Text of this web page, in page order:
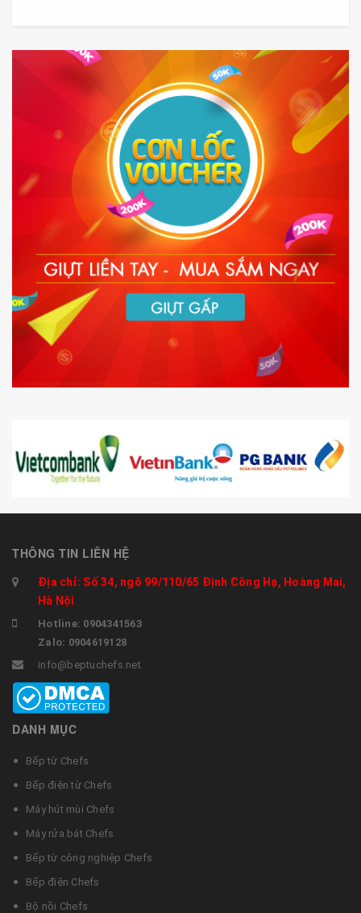
THÔNG TIN LIÊN HỆ
Địa chỉ: Số 34, ngõ 99/110/65 Định Công Hạ, Hoàng Mai,
Hà Nội
Hotline: 0904341563
Zalo: 0904619128
info@beptuchefs.net
DANH MỤC
Bếp từ Chefs
Bếp điện từ Chefs
Máy hút mùi Chefs
Máy rửa bát Chefs
Bếp từ công nghiệp Chefs
Bếp điện Chefs
Bộ nồi Chefs